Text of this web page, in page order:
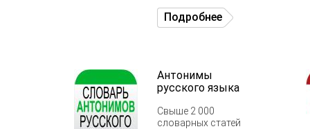
Подробнее
Антонимы
русского языка
Свыше 2 000
словарных статей